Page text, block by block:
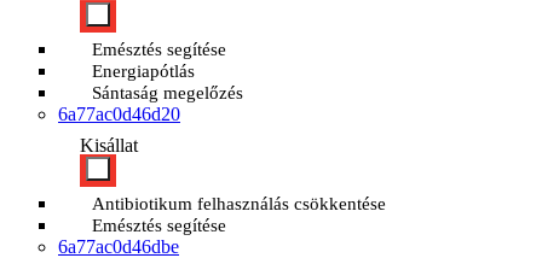
Emésztés segítése
Energiapótlás
Sántaság megelőzés
6a77ac0d46d20
Kisállat
Antibiotikum felhasználás csökkentése
Emésztés segítése
6a77ac0d46dbe